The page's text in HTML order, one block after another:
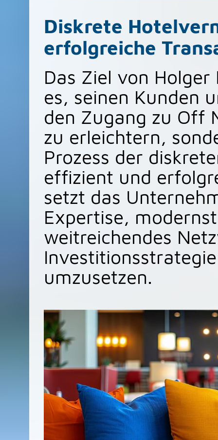
Diskrete
erfolgreiche
Das Ziel von
es, seinen Kunden
den Zugang zu Off
zu erleichtern,
Prozess der
effizient und
setzt das
Expertise,
weitreichendes
umzusetzen.